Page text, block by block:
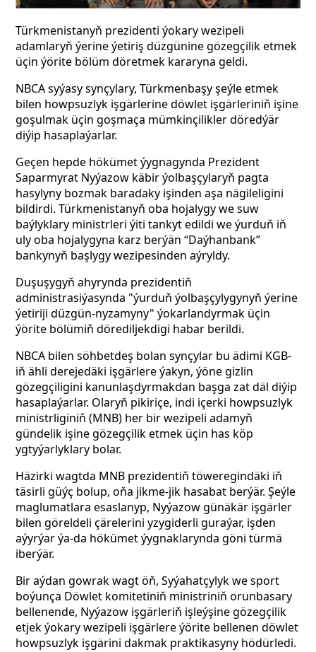
Türkmenistanyň prezidenti ýokary wezipeli
adamlaryň ýerine ýetiriş düzgünine gözegçilik etmek
üçin ýörite bölüm döretmek kararyna geldi.
NBCA syýasy synçylary, Türkmenbaşy şeýle etmek
bilen howpsuzlyk işgärlerine döwlet işgärleriniň işine
goşulmak üçin goşmaça mümkinçilikler döredýär
diýip hasaplaýarlar.
Geçen hepde hökümet ýygnagynda Prezident
Saparmyrat Nyýazow käbir ýolbaşçylaryň pagta
hasylyny bozmak baradaky işinden aşa nägileligini
bildirdi. Türkmenistanyň oba hojalygy we suw
baýlyklary ministrleri ýiti tankyt edildi we ýurduň iň
uly oba hojalygyna karz berýän “Daýhanbank”
bankynyň başlygy wezipesinden aýryldy.
Duşuşygyň ahyrynda prezidentiň
administrasiýasynda "ýurduň ýolbaşçylygynyň ýerine
ýetiriji düzgün-nyzamyny" ýokarlandyrmak üçin
ýörite bölümiň dörediljekdigi habar berildi.
NBCA bilen söhbetdeş bolan synçylar bu ädimi KGB-
iň ähli derejedäki işgärlere ýakyn, ýöne gizlin
gözegçiligini kanunlaşdyrmakdan başga zat däl diýip
hasaplaýarlar. Olaryň pikiriçe, indi içerki howpsuzlyk
ministrliginiň (MNB) her bir wezipeli adamyň
gündelik işine gözegçilik etmek üçin has köp
ygtyýarlyklary bolar.
Häzirki wagtda MNB prezidentiň töweregindäki iň
täsirli güýç bolup, oňa jikme-jik hasabat berýär. Şeýle
maglumatlara esaslanyp, Nyýazow günäkär işgärler
bilen göreldeli çärelerini yzygiderli guraýar, işden
aýyrýar ýa-da hökümet ýygnaklarynda göni türmä
iberýär.
Bir aýdan gowrak wagt öň, Syýahatçylyk we sport
boýunça Döwlet komitetiniň ministriniň orunbasary
bellenende, Nyýazow işgärleriň işleýşine gözegçilik
etjek ýokary wezipeli işgärlere ýörite bellenen döwlet
howpsuzlyk işgärini dakmak praktikasyny hödürledi.